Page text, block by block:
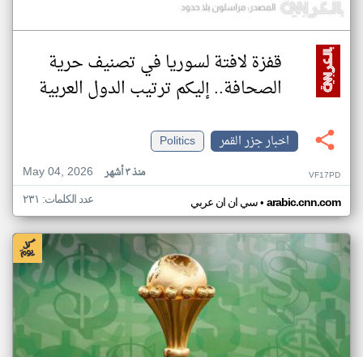
قفزة لافتة لسوريا في تصنيف حرية
الصحافة.. إليكم ترتيب الدول العربية
اخبار جزر القمر
Politics
May 04, 2026
منذ ٣ أشهر VF17PD
سي ان ان عربي• arabic.cnn.com عدد الكلمات: ٢٣١